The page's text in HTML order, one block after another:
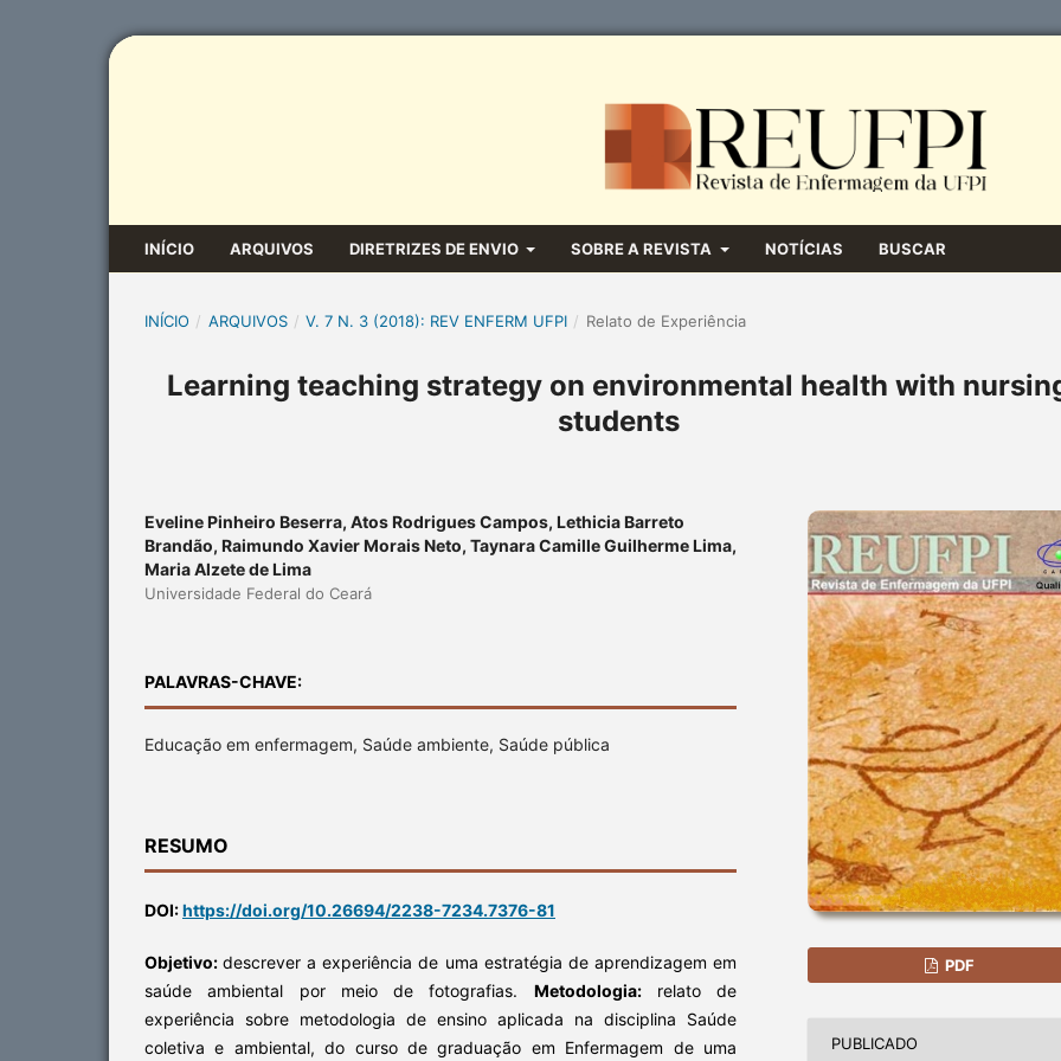
INÍCIO ARQUIVOS DIRETRIZES DE ENVIO SOBRE A REVISTA NOTÍCIAS BUSCAR
INÍCIO / ARQUIVOS / V. 7 N. 3 (2018): REV ENFERM UFPI / Relato de Experiência
Learning teaching strategy on environmental health with
students
Eveline Pinheiro Beserra, Atos Rodrigues Campos, Lethicia Barreto
Brandão, Raimundo Xavier Morais Neto, Taynara Camille Guilherme Lima,
Maria Alzete de Lima
Universidade Federal do Ceará
PALAVRAS-CHAVE:
Educação em enfermagem, Saúde ambiente, Saúde pública
RESUMO
DOI:https://doi.org/10.26694/2238-7234.7376-81
Objetivo:descrever a experiência de uma estratégia de aprendizagem em
saúde ambiental por meio de fotografias. Metodologia:relato de
experiência sobre metodologia de ensino aplicada na disciplina Saúde
coletiva e ambiental, do curso de graduação em Enfermagem de uma
PDF
PUBLICADO